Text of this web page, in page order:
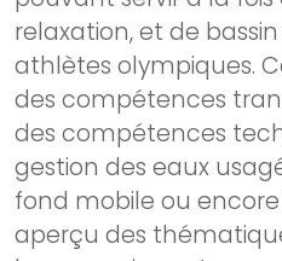
relaxation, et de
athlètes olympiques.
des compétences
des compétences
gestion des eaux
fond mobile ou encore
aperçu des